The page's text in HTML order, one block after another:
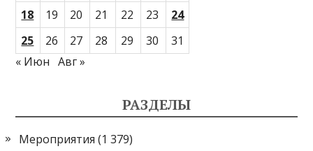
18 19 20 21 22 23
24
25
26 27 28 29 30
31
« Июн
Авг »
РАЗДЕЛЫ
Мероприятия (1 379)